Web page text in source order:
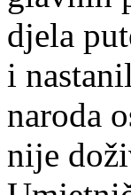
djela
i
naroda
nije